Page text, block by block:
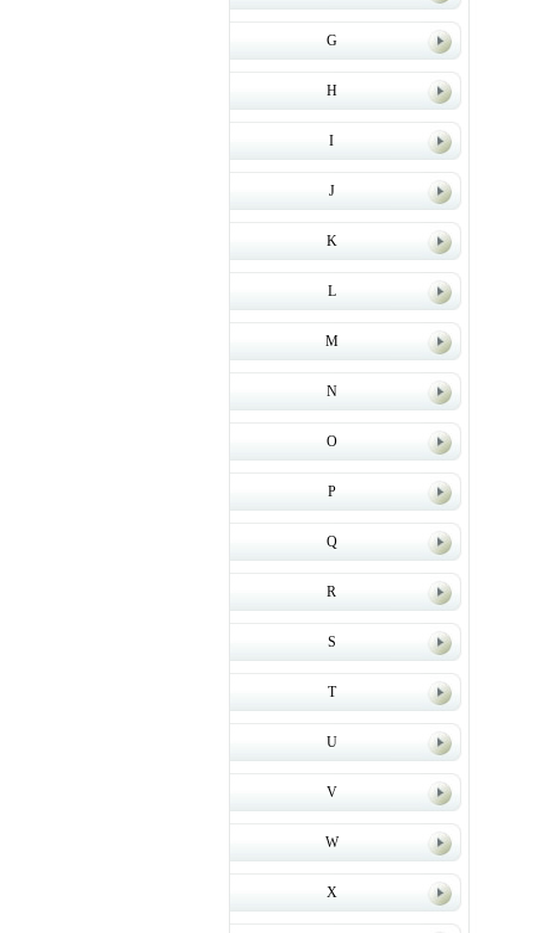
G
H
I
J
K
L
M
N
O
P
Q
R
S
T
U
V
W
X